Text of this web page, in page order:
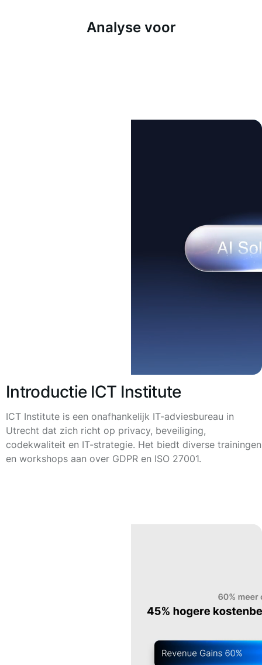
Analyse voor
Introductie ICT Institute
ICT Institute is een onafhankelijk IT-adviesbureau in
Utrecht dat zich richt op privacy, beveiliging,
codekwaliteit en IT-strategie. Het biedt diverse trainingen
en workshops aan over GDPR en ISO 27001.